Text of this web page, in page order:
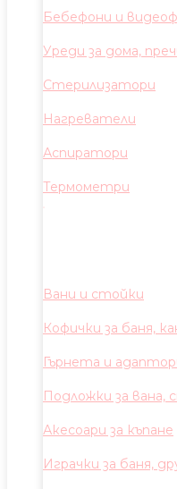
Бебефони и
Уреди за дома,
Стерилизатори
Нагреватели
Аспиратори
Термометри
Вани и стойки
Кофички за баня,
Гърнета и
Подложки за вана,
Акесоари за къпане
Играчки за баня,